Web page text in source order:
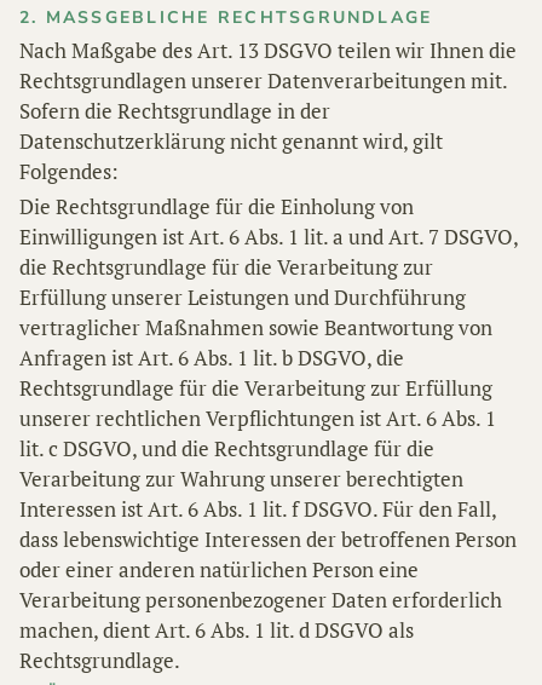
2. MASSGEBLICHE RECHTSGRUNDLAGE
Nach Maßgabe des Art. 13 DSGVO teilen wir Ihnen die
Rechtsgrundlagen unserer Datenverarbeitungen mit.
Sofern die Rechtsgrundlage in der
Datenschutzerklärung nicht genannt wird, gilt
Folgendes:
Die Rechtsgrundlage für die Einholung von
Einwilligungen ist Art. 6 Abs. 1 lit. a und Art. 7 DSGVO,
die Rechtsgrundlage für die Verarbeitung zur
Erfüllung unserer Leistungen und Durchführung
vertraglicher Maßnahmen sowie Beantwortung von
Anfragen ist Art. 6 Abs. 1 lit. b DSGVO, die
Rechtsgrundlage für die Verarbeitung zur Erfüllung
unserer rechtlichen Verpflichtungen ist Art. 6 Abs. 1
lit. c DSGVO, und die Rechtsgrundlage für die
Verarbeitung zur Wahrung unserer berechtigten
Interessen ist Art. 6 Abs. 1 lit. f DSGVO. Für den Fall,
dass lebenswichtige Interessen der betroffenen Person
oder einer anderen natürlichen Person eine
Verarbeitung personenbezogener Daten erforderlich
machen, dient Art. 6 Abs. 1 lit. d DSGVO als
Rechtsgrundlage.